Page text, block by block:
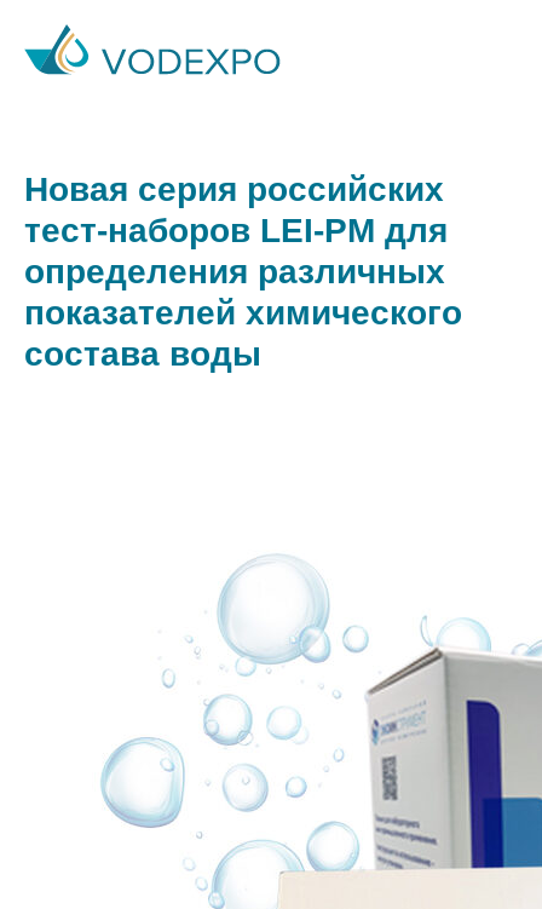
Новая серия российских
тест-наборов LEI-PM для
определения различных
показателей химического
состава воды